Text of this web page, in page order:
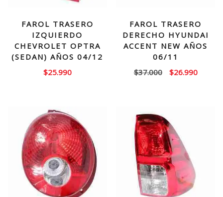
FAROL TRASERO
IZQUIERDO
CHEVROLET OPTRA
(SEDAN) AÑOS 04/12
$25.990
FAROL TRASERO
DERECHO HYUNDAI
ACCENT NEW AÑOS
06/11
$37.000
El
$37.000.
$26.990El